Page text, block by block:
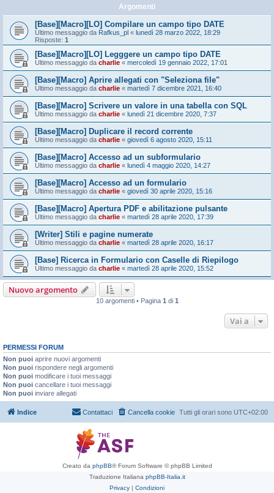
Argomenti
[Base][Macro][LO] Compilare un campo tipo DATE
Ultimo messaggio da Rafkus_pl « lunedì 28 marzo 2022, 18:29
Risposte: 1
[Base][Macro][LO] Legggere un campo tipo DATE
Ultimo messaggio da charlie « mercoledì 19 gennaio 2022, 17:01
[Base][Macro] Aprire allegati con "Seleziona file"
Ultimo messaggio da charlie « martedì 7 dicembre 2021, 16:40
[Base][Macro] Scrivere un valore in una tabella con SQL
Ultimo messaggio da charlie « lunedì 21 dicembre 2020, 7:37
[Base][Macro] Duplicare il record corrente
Ultimo messaggio da charlie « giovedì 6 agosto 2020, 15:11
[Base][Macro] Accesso ad un subformulario
Ultimo messaggio da charlie « lunedì 4 maggio 2020, 14:27
[Base][Macro] Accesso ad un formulario
Ultimo messaggio da charlie « giovedì 30 aprile 2020, 15:16
[Base][Macro] Apertura PDF e abilitazione pulsante
Ultimo messaggio da charlie « martedì 28 aprile 2020, 17:39
[Writer] Stili e pagine numerate
Ultimo messaggio da charlie « martedì 28 aprile 2020, 16:17
[Base] Ricerca in Formulario con Caselle di Riepilogo
Ultimo messaggio da charlie « martedì 28 aprile 2020, 15:52
Nuovo argomento
10 argomenti • Pagina 1 di 1
Vai a
PERMESSI FORUM
Non puoi aprire nuovi argomenti
Non puoi rispondere negli argomenti
Non puoi modificare i tuoi messaggi
Non puoi cancellare i tuoi messaggi
Non puoi inviare allegati
Indice Tutti gli orari sono UTC+02:00
Cancella cookie
Contattaci
Creato da phpBB® Forum Software © phpBB Limited
Traduzione Italiana phpBB-Italia.it
Privacy | Condizioni